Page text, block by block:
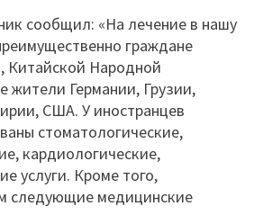
сообщил: «На лечение в нашу
граждане
Китайской Народной
жители Германии, Грузии,
США. У иностранцев
стоматологические,
кардиологические,
услуги. Кроме того,
следующие медицинские